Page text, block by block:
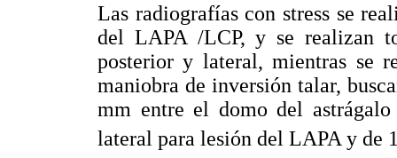
Las radiografías con stress se
del LAPA /LCP, y se realizan
posterior y lateral, mientras se
maniobra de inversión talar,
mm entre el domo del
lateral para lesión del LAPA y de